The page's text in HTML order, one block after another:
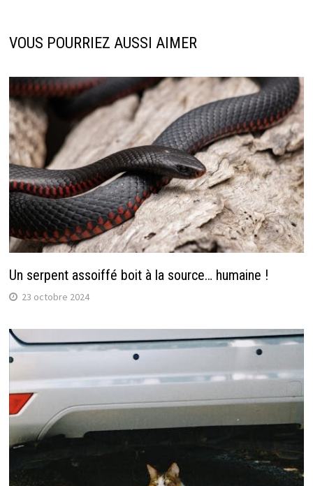
VOUS POURRIEZ AUSSI AIMER
Un serpent assoiffé boit à la source… humaine !
23 octobre 2024